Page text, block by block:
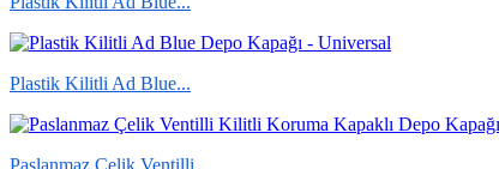
Plastik Kilitli Ad Blue...